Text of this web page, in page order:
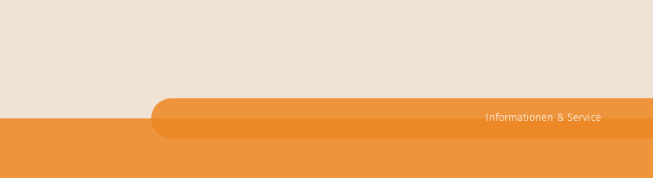
Informationen & Service